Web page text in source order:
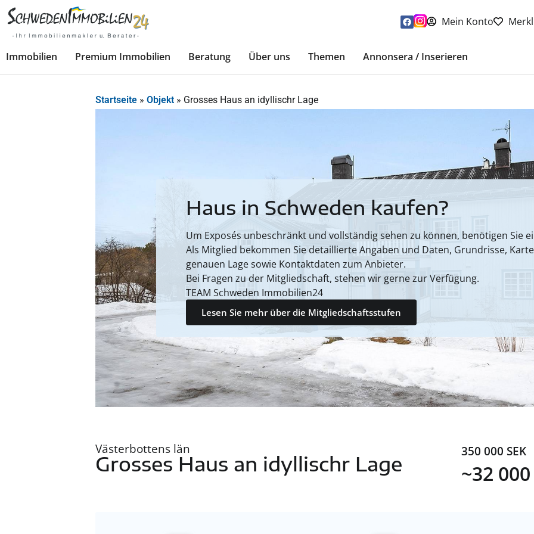
Mein Konto
Immobilien Premium Immobilien Beratung Über uns Themen Annonsera / Inserieren
Startseite » Objekt » Grosses Haus an idyllischr Lage
Haus in Schweden kaufen?
Um Exposés unbeschränkt und vollständig sehen zu können, benötigen Sie
Als Mitglied bekommen Sie detaillierte Angaben und Daten, Grundrisse,
genauen Lage sowie Kontaktdaten zum Anbieter.
Bei Fragen zu der Mitgliedschaft, stehen wir gerne zur Verfügung.
TEAM Schweden Immobilien24
Lesen Sie mehr über die Mitgliedschaftsstufen
Västerbottens län
Grosses Haus an idyllischr Lage
350 000 SEK
~32